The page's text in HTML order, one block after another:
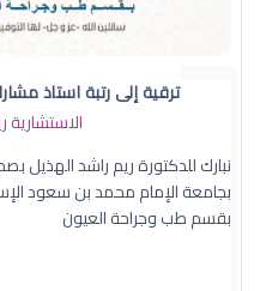
ترقية إلى رتبة استاذ
الاستشارية
نبارك للدكتورة ريم راشد الهذيل
بجامعة الإمام محمد بن سعود
بقسم طب وجراحة العيون